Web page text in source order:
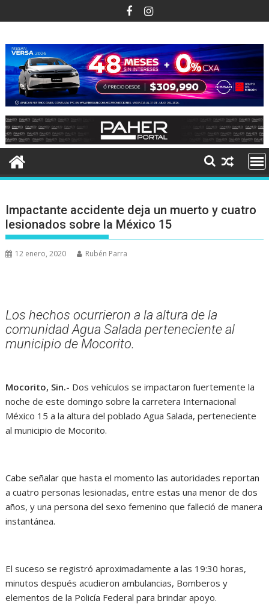
al
Impactante accidente deja un muerto y cuatro
lesionados sobre la México 15
12 enero, 2020 Rubén Parra
Los hechos ocurrieron a la altura de la
comunidad Agua Salada perteneciente al
municipio de Mocorito.
Mocorito, Sin.- Dos vehículos se impactaron fuertemente la
noche de este domingo sobre la carretera Internacional
México 15 a la altura del poblado Agua Salada, perteneciente
al municipio de Mocorito.
Cabe señalar que hasta el momento las autoridades reportan
a cuatro personas lesionadas, entre estas una menor de dos
años, y una persona del sexo femenino que falleció de manera
instantánea.
El suceso se registró aproximadamente a las 19:30 horas,
minutos después acudieron ambulancias, Bomberos y
elementos de la Policía Federal para brindar apoyo.